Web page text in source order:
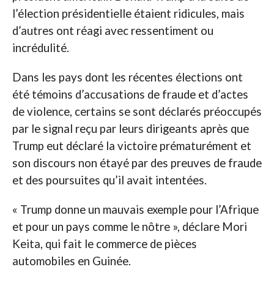
l’élection présidentielle étaient ridicules, mais
d’autres ont réagi avec ressentiment ou
incrédulité.
Dans les pays dont les récentes élections ont
été témoins d’accusations de fraude et d’actes
de violence, certains se sont déclarés préoccupés
par le signal reçu par leurs dirigeants après que
Trump eut déclaré la victoire prématurément et
son discours non étayé par des preuves de fraude
et des poursuites qu’il avait intentées.
« Trump donne un mauvais exemple pour l’Afrique
et pour un pays comme le nôtre », déclare Mori
Keita, qui fait le commerce de pièces
automobiles en Guinée.